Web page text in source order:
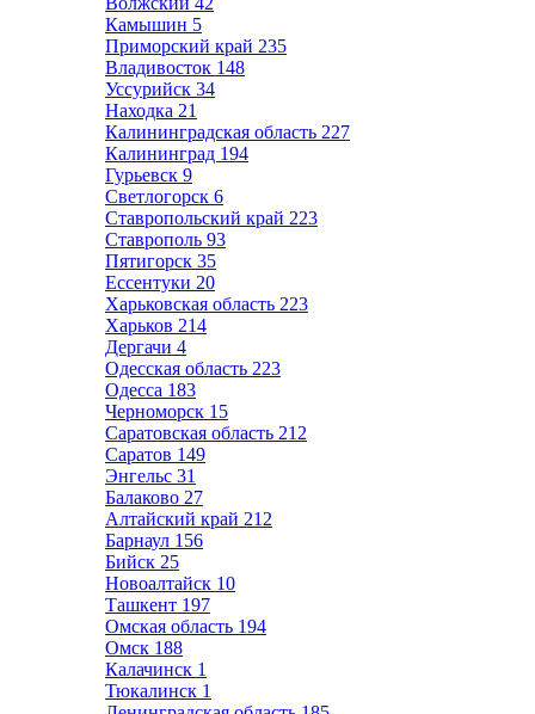
Камышин 5
Приморский край 235
Владивосток 148
Уссурийск 34
Находка 21
Калининградская область 227
Калининград 194
Гурьевск 9
Светлогорск 6
Ставропольский край 223
Ставрополь 93
Пятигорск 35
Ессентуки 20
Харьковская область 223
Харьков 214
Дергачи 4
Одесская область 223
Одесса 183
Черноморск 15
Саратовская область 212
Саратов 149
Энгельс 31
Балаково 27
Алтайский край 212
Барнаул 156
Бийск 25
Новоалтайск 10
Ташкент 197
Омская область 194
Омск 188
Калачинск 1
Тюкалинск 1